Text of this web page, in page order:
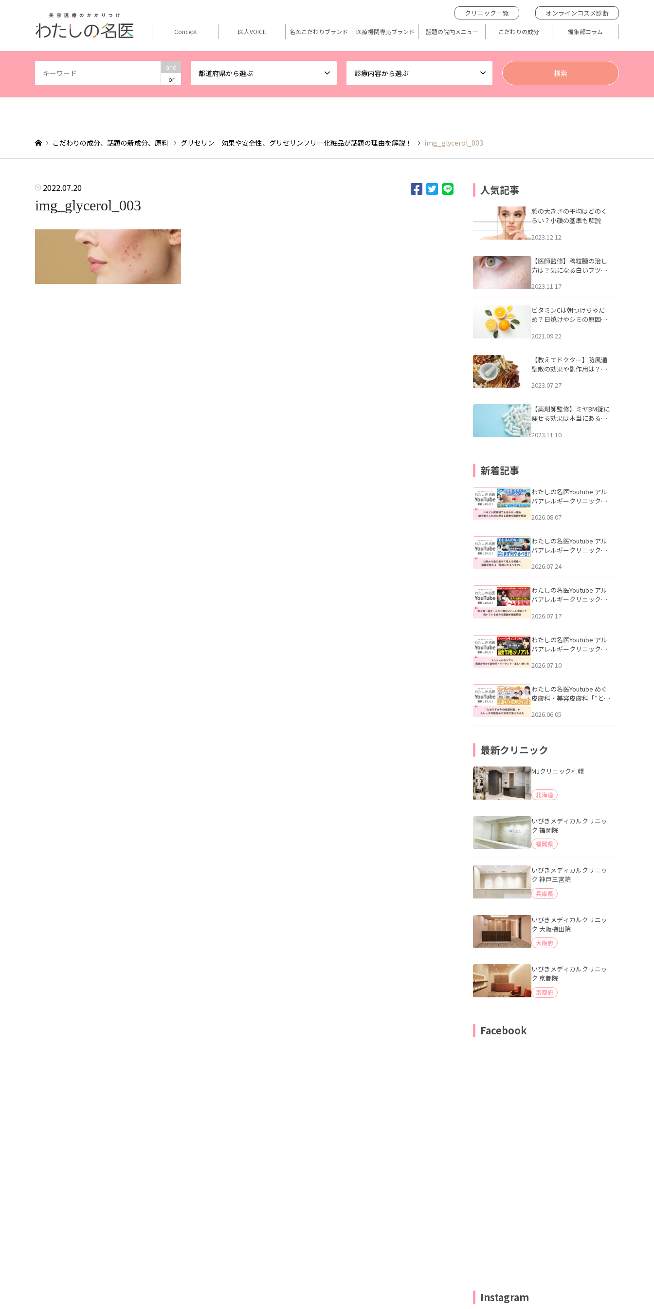
and
or
都道府県から選ぶ 診療内容から選ぶ
クリニック一覧 オンラインコスメ診断
Concept 医人VOICE 名医こだわりブランド 医療機関専売ブランド 話題の院内メニュー こだわりの成分 編集部コラム
こだわりの成分、話題の新成分、原料 グリセリン 効果や安全性、グリセリンフリー化粧品が話題の理由を解説！ img_glycerol_003
2022.07.20
img_glycerol_003
人気記事
顔の大きさの平均はどのく
らい？小顔の基準も解説
2023.12.12
【医師監修】稗粒腫の治し
方は？気になる白いブツブ
アについて
2023.11.17
ビタミンCは朝つけちゃだ
め？日焼けやシミの原因に
2021.09.22
【教えてドクター】防風通
聖散の効果や副作用は？長
2023.07.27
【薬剤師監修】ミヤBM錠に
痩せる効果は本当にある
2023.11.10
新着記事
わたしの名医Youtube アル
バアレルギークリニック札
らない理由｜繰り返す人が
説」を公開いたしました。
2026.08.07
わたしの名医Youtube アル
バアレルギークリニック札
える男性へ｜医師が教える
公開いたしました。
2026.07.24
わたしの名医Youtube アル
バアレルギークリニック札
跡にVビームは効く？向いて
説」を公開いたしました。
2026.07.17
わたしの名医Youtube アル
バアレルギークリニック札
医師が明かす副作用・リバ
公開いたしました。
2026.07.10
わたしの名医Youtube めぐ
皮膚科・美容皮膚科「”とお
ッズの肌悩みに本気で答え
2026.06.05
最新クリニック
MJクリニック札幌
北海道
いびきメディカルクリニッ
ク 福岡院
福岡県
いびきメディカルクリニッ
ク 神戸三宮院
兵庫県
いびきメディカルクリニッ
ク 大阪梅田院
大阪府
いびきメディカルクリニッ
ク 京都院
京都府
Facebook
Instagram